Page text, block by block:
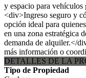
y espacio para
<div>Ingreso seguro y
opción ideal para
en una zona estratégica
demanda de alquiler.</
más información o
DETALLES DE LA
Tipo de Propiedad